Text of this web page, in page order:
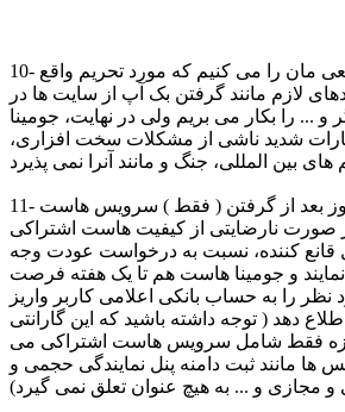
10- اگرچه ما نهایت سعی مان را می کنیم که مورد تحریم واقع
لازم مانند گرفتن بک آپ از سایت ها در
... را بکار می بریم ولی در نهایت، جومینا
شدید ناشی از مشکلات سخت افزاری،
11- مشترکین تا ۷ روز بعد از گرفتن ( فقط ) سرویس هاست
صورت نارضایتی از کیفیت هاست اشتراکی
قانع کننده، نسبت به درخواست عودت وجه
نمایند و جومینا هاست هم تا یک هفته فرصت
را به حساب بانکی اعلامی کاربر واریز
دهد ( توجه داشته باشید که این گارانتی
وجه ۷ روزه فقط شامل سرویس هاست اشتراکی می
ها مانند ثبت دامنه پنل نمایندگی حجمی و
مجازی و ... به هیچ عنوان تعلق نمی گیرد)